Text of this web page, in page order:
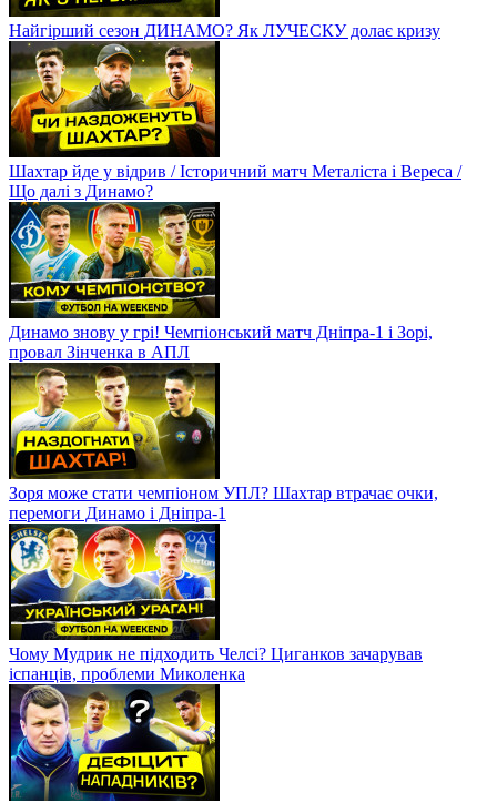
Найгірший сезон ДИНАМО? Як ЛУЧЕСКУ долає кризу
Шахтар йде у відрив / Історичний матч Металіста і Вереса /
Що далі з Динамо?
Динамо знову у грі! Чемпіонський матч Дніпра-1 і Зорі,
провал Зінченка в АПЛ
Зоря може стати чемпіоном УПЛ? Шахтар втрачає очки,
перемоги Динамо і Дніпра-1
Чому Мудрик не підходить Челсі? Циганков зачарував
іспанців, проблеми Миколенка